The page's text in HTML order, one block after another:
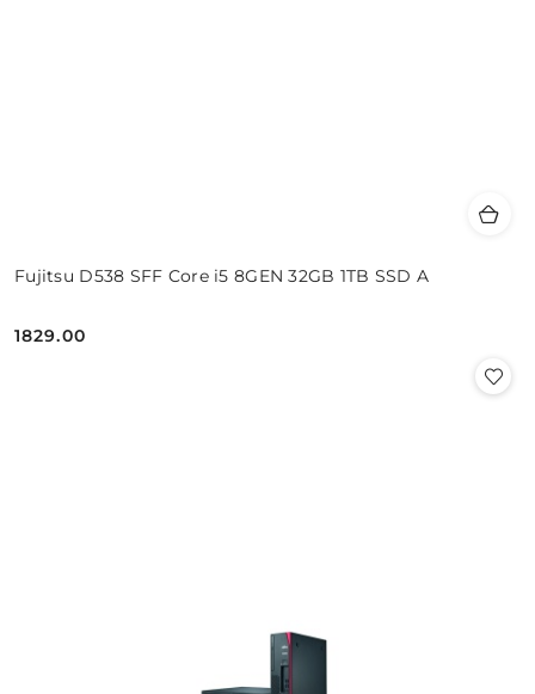
Fujitsu D538 SFF Core i5 8GEN 32GB 1TB SSD A
Cena:
1829.00